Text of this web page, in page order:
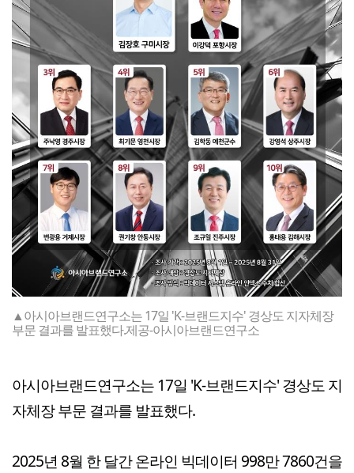
▲아시아브랜드연구소는 17일 'K-브랜드지수' 경상도 지자체장
부문 결과를 발표했다.제공-아시아브랜드연구소
아시아브랜드연구소는 17일 'K-브랜드지수' 경상도 지
자체장 부문 결과를 발표했다.
2025년 8월 한 달간 온라인 빅데이터 998만 7860건을